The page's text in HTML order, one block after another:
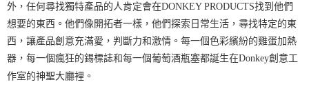
權轉讓予恩沛科技股份有限公司。
２．關於個人資料處理事宜，請瀏覽以下網址：
https://aftee.tw/terms/#terms3
３．未成年的使用者請事先徵得法定代理人或監護人之同意方可使用
「AFTEE先享後付」，若未經同意申辦者引起之損失，本公司不負相關責
４．使用「AFTEE先享後付」時，將依據個別帳號之用戶狀況，依本公司即
外，任何尋找獨特產品的人肯定會在DONKEY PRODUCTS找到他們
想要的東西。他們像開拓者一樣，他們探索日常生活，尋找特定的東
西，讓產品創意充滿愛，判斷力和激情。每一個色彩繽紛的雞蛋加熱
器，每一個瘋狂的錫標誌和每一個葡萄酒瓶塞都誕生在Donkey創意工
作室的神聖大廳裡。